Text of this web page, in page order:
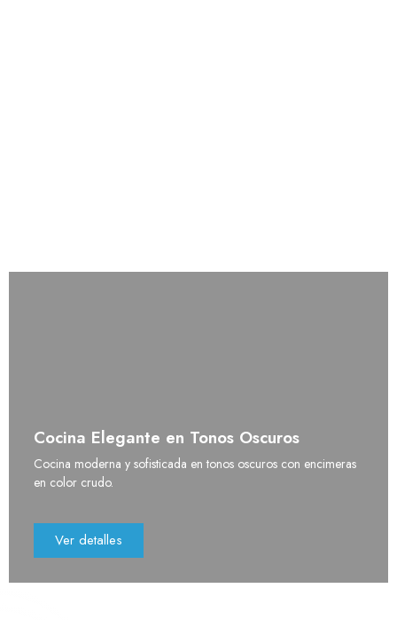
Cocina Elegante en Tonos Oscuros
Cocina moderna y sofisticada en tonos oscuros con encimeras
en color crudo.
Ver detalles